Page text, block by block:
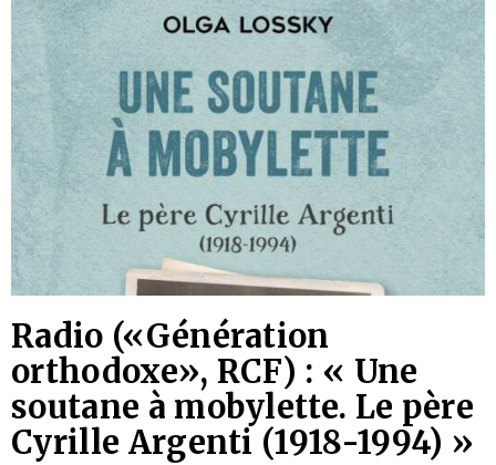
Radio («Génération
orthodoxe», RCF) : « Une
soutane à mobylette. Le père
Cyrille Argenti (1918-1994) »